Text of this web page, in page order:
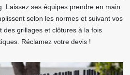
Laissez ses équipes prendre en main
selon les normes et suivant vos
des grillages et clôtures à la fois
Réclamez votre devis !